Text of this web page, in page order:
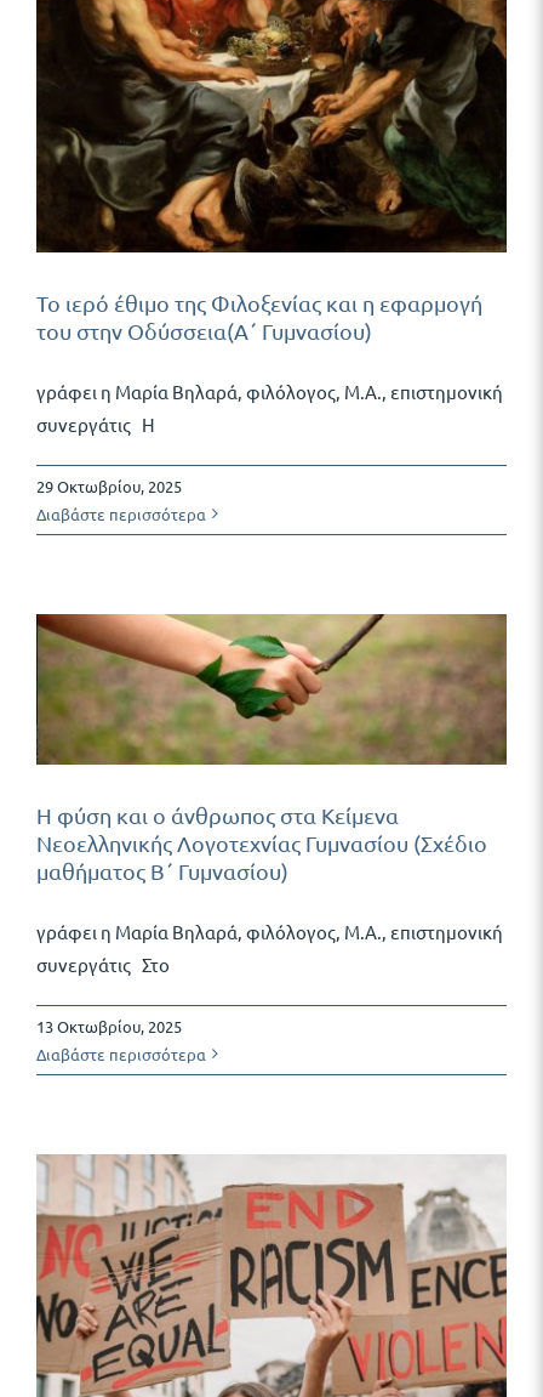
Το ιερό έθιμο της Φιλοξενίας και η εφαρμογή
του στην Οδύσσεια(Α΄ Γυμνασίου)
γράφει η Μαρία Βηλαρά, φιλόλογος, Μ.Α., επιστημονική
συνεργάτις Η
29 Οκτωβρίου, 2025
Διαβάστε περισσότερα
Η φύση και ο άνθρωπος στα Κείμενα
Νεοελληνικής Λογοτεχνίας Γυμνασίου (Σχέδιο
μαθήματος Β΄ Γυμνασίου)
γράφει η Μαρία Βηλαρά, φιλόλογος, Μ.Α., επιστημονική
συνεργάτις Στο
13 Οκτωβρίου, 2025
Διαβάστε περισσότερα